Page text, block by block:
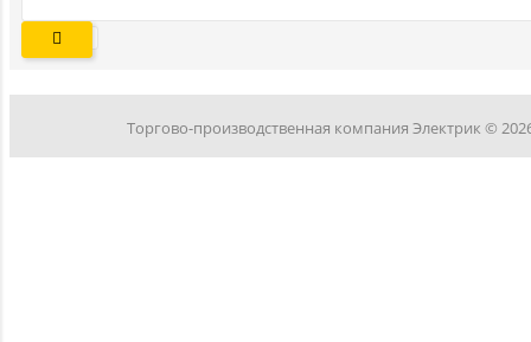
Торгово-производственная компания Электрик ©